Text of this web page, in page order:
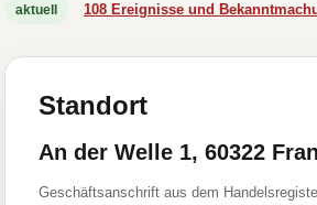
aktuell 108 Ereignisse und
Standort
An der Welle 1, 60322
Geschäftsanschrift aus dem